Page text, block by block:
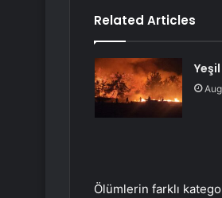
Related Articles
Ölümlerin farklı